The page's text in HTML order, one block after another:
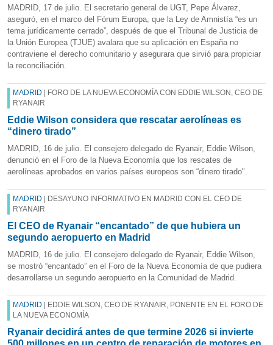
MADRID, 17 de julio. El secretario general de UGT, Pepe Álvarez,
aseguró, en el marco del Fórum Europa, que la Ley de Amnistía “es un
tema jurídicamente cerrado”, después de que el Tribunal de Justicia de
la Unión Europea (TJUE) avalara que su aplicación en España no
contraviene el derecho comunitario y asegurara que sirvió para propiciar
la reconciliación.
MADRID | FORO DE LA NUEVA ECONOMÍA CON EDDIE WILSON, CEO DE
RYANAIR
Eddie Wilson considera que rescatar aerolíneas es
“dinero tirado”
MADRID, 16 de julio. El consejero delegado de Ryanair, Eddie Wilson,
denunció en el Foro de la Nueva Economía que los rescates de
aerolíneas aprobados en varios países europeos son “dinero tirado".
MADRID | DESAYUNO INFORMATIVO EN MADRID CON EL CEO DE
RYANAIR
El CEO de Ryanair “encantado” de que hubiera un
segundo aeropuerto en Madrid
MADRID, 16 de julio. El consejero delegado de Ryanair, Eddie Wilson,
se mostró “encantado” en el Foro de la Nueva Economía de que pudiera
desarrollarse un segundo aeropuerto en la Comunidad de Madrid.
MADRID | EDDIE WILSON, CEO DE RYANAIR, PONENTE EN EL FORO DE
LA NUEVA ECONOMÍA
Ryanair decidirá antes de que termine 2026 si invierte